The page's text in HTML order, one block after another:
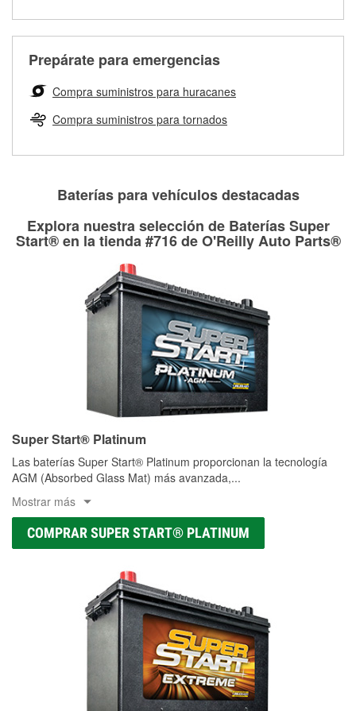
partes de reemplazo correctas para tu reparación.
Rectificación de tambores y discos de freno
Prepárate para emergencias
Compra suministros para huracanes
Compra suministros para tornados
Baterías para vehículos destacadas
Explora nuestra selección de Baterías Super
Start® en la tienda #716 de O'Reilly Auto Parts®
Super Start® Platinum
Las baterías Super Start® Platinum proporcionan la tecnología
AGM (Absorbed Glass Mat) más avanzada,...
Mostrar más
COMPRAR SUPER START® PLATINUM